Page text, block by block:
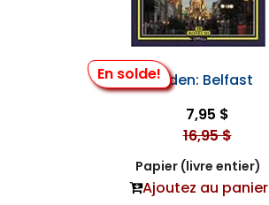
En solde!Golden: Belfast
7,95 $
16,95 $
Papier (livre entier)
Ajoutez au panier